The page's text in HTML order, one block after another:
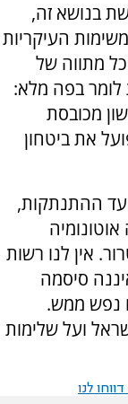
בנושא זה,
העיקריות
מתווה של
לומר בפה מלא:
מכובסת
את ביטחון
ההתנתקות,
אין לנו רשות
סיסמה
נפש ממש.
ועל שלימות
לנו